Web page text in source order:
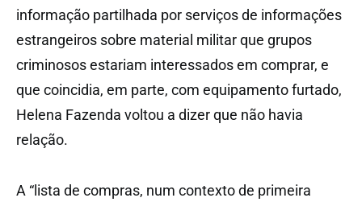
informação partilhada por serviços de informações
estrangeiros sobre material militar que grupos
criminosos estariam interessados em comprar, e
que coincidia, em parte, com equipamento furtado,
Helena Fazenda voltou a dizer que não havia
relação.
A “lista de compras, num contexto de primeira